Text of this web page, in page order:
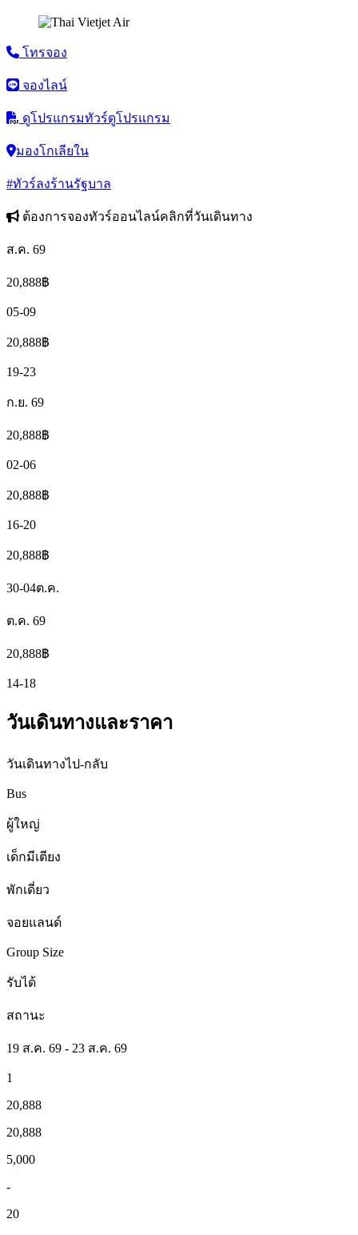
โทรจอง
จองไลน์
ดูโปรแกรมทัวร์ดูโปรแกรม
มองโกเลียใน
#ทัวร์ลงร้านรัฐบาล
ต้องการจองทัวร์ออนไลน์คลิกที่วันเดินทาง
ส.ค. 69
20,888฿
05-09
20,888฿
19-23
ก.ย. 69
20,888฿
02-06
20,888฿
16-20
20,888฿
30-04ต.ค.
ต.ค. 69
20,888฿
14-18
วันเดินทางและราคา
วันเดินทางไป-กลับ
Bus
ผู้ใหญ่
เด็กมีเตียง
พักเดี่ยว
จอยแลนด์
Group Size
รับได้
สถานะ
19 ส.ค. 69 - 23 ส.ค. 69
1
20,888
20,888
5,000
-
20